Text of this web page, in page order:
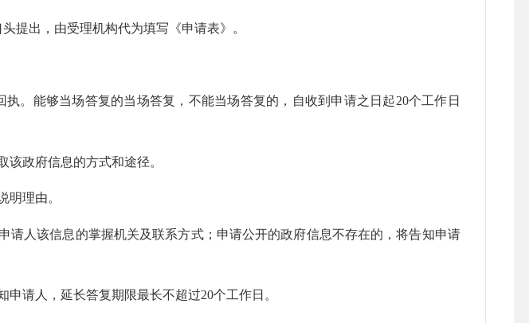
出，由受理机构代为填写《申请表》。
能够当场答复的当场答复，不能当场答复的，自收到申请之日起20个工作日
政府信息的方式和途径。
理由。
人该信息的掌握机关及联系方式；申请公开的政府信息不存在的，将告知申请
请人，延长答复期限最长不超过20个工作日。